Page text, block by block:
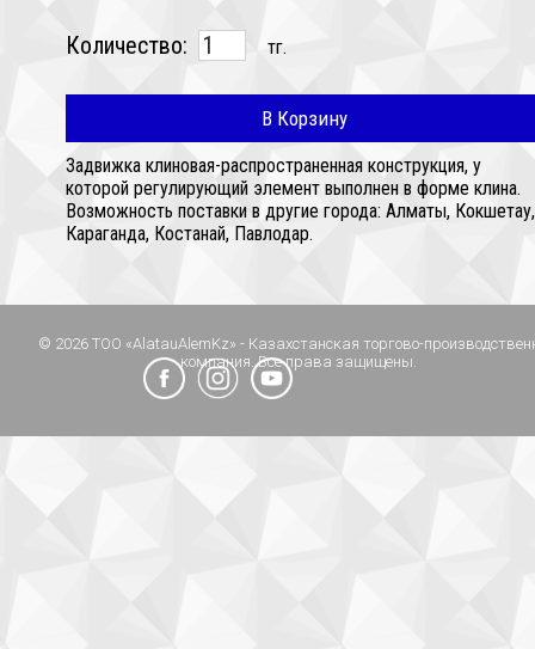
Количество: тг.
В Корзину
Задвижка клиновая-распространенная конструкция, у
которой регулирующий элемент выполнен в форме клина.
Возможность поставки в другие города: Алматы, Кокшетау,
Караганда, Костанай, Павлодар.
© 2026 ТОО «AlatauAlemKz» - Казахстанская торгово-
компания. Все права защищены.